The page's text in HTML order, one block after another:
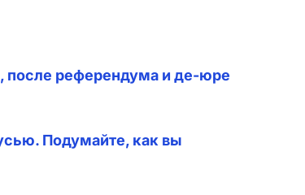
референдума и де-юре
Подумайте, как вы